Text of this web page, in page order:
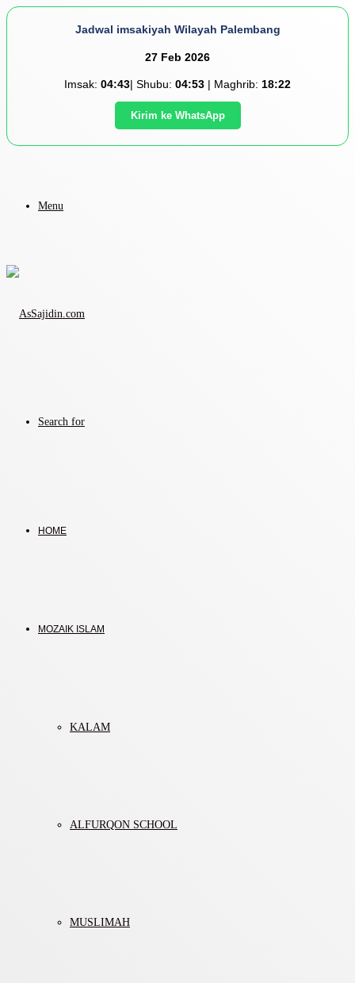
Jadwal imsakiyah Wilayah Palembang
27 Feb 2026
Imsak: 04:43| Shubu: 04:53 | Maghrib: 18:22
Kirim ke WhatsApp
Menu
Search for
HOME
MOZAIK ISLAM
KALAM
ALFURQON SCHOOL
MUSLIMAH